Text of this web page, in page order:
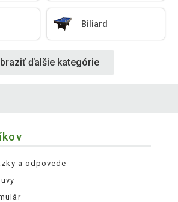
Biliard
ďalšie kategórie
a odpovede